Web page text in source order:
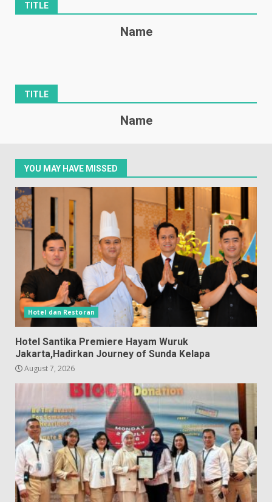
TITLE
Name
TITLE
Name
YOU MAY HAVE MISSED
Hotel dan Restoran
Hotel Santika Premiere Hayam Wuruk
Jakarta,Hadirkan Journey of Sunda Kelapa
August 7, 2026